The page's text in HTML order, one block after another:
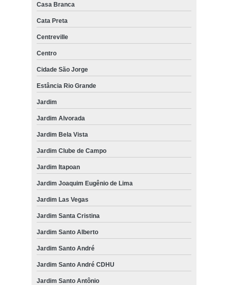
Casa Branca
Cata Preta
Centreville
Centro
Cidade São Jorge
Estância Rio Grande
Jardim
Jardim Alvorada
Jardim Bela Vista
Jardim Clube de Campo
Jardim Itapoan
Jardim Joaquim Eugênio de Lima
Jardim Las Vegas
Jardim Santa Cristina
Jardim Santo Alberto
Jardim Santo André
Jardim Santo André CDHU
Jardim Santo Antônio